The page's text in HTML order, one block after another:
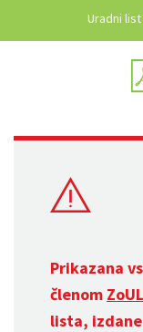
Uradni list
Prikazana
členom ZoUL
lista,